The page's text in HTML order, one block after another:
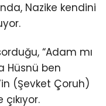
Nazike kendini
“Adam mı
Hüsnü ben
(Şevket Çoruh)